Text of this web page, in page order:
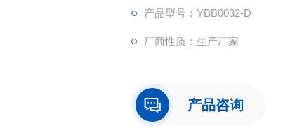
产品型号：YBB0032-D
厂商性质：生产厂家
产品咨询